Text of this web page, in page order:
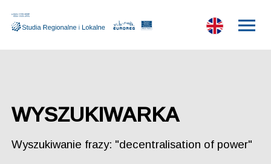
WYSZUKIWARKA
Wyszukiwanie frazy: "decentralisation of power"